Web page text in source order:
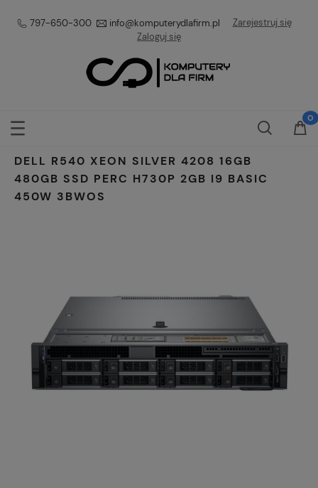
797-650-300 info@komputerydlafirm.pl
Zarejestruj się
Zaloguj się
DELL R540 XEON SILVER 4208 16GB
480GB SSD PERC H730P 2GB I9 BASIC
450W 3BWOS